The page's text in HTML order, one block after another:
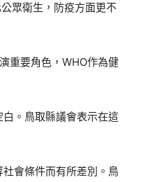
眾衛生，防疫方面更不
重要角色，WHO作為健
。鳥取縣議會表示在這
會條件而有所差別。鳥